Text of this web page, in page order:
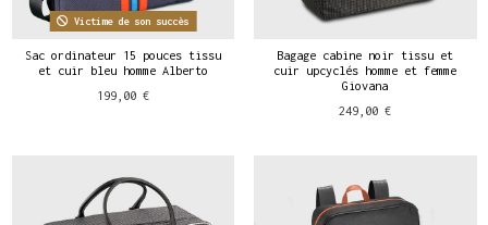
Victime de son succès
Sac ordinateur 15 pouces tissu
et cuir bleu homme Alberto
199,00 €
Bagage cabine noir tissu et
cuir upcyclés homme et femme
Giovana
249,00 €